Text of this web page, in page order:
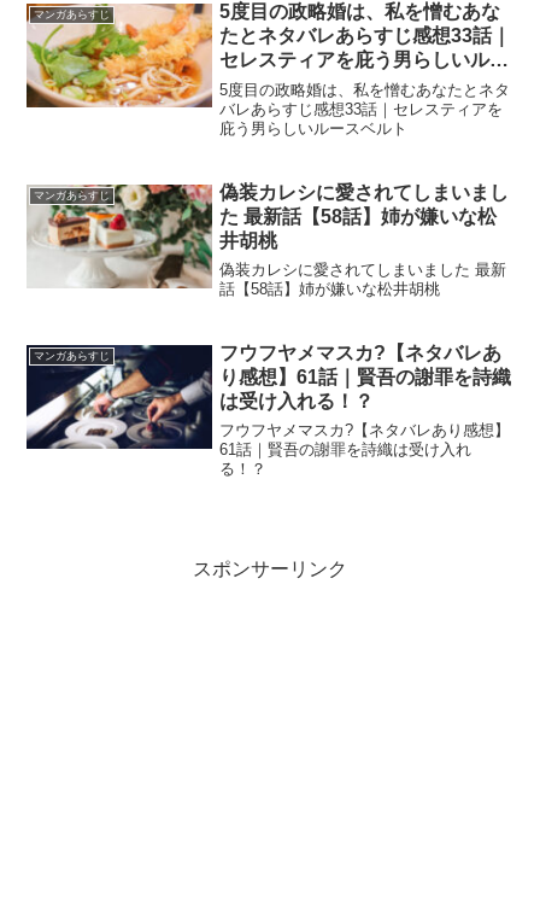
マンガあらすじ
5度目の政略婚は、私を憎むあな
たとネタバレあらすじ感想33話｜
セレスティアを庇う男らしいルー
スベルト
5度目の政略婚は、私を憎むあなたとネタ
バレあらすじ感想33話｜セレスティアを
庇う男らしいルースベルト
マンガあらすじ
偽装カレシに愛されてしまいまし
た 最新話【58話】姉が嫌いな松
井胡桃
偽装カレシに愛されてしまいました 最新
話【58話】姉が嫌いな松井胡桃
マンガあらすじ
フウフヤメマスカ?【ネタバレあ
り感想】61話｜賢吾の謝罪を詩織
は受け入れる！？
フウフヤメマスカ?【ネタバレあり感想】
61話｜賢吾の謝罪を詩織は受け入れ
る！？
スポンサーリンク